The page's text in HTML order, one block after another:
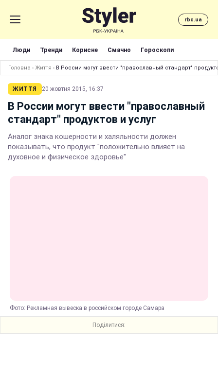
rbc.ua
Люди Тренди Корисне Смачно Гороскопи
Головна › Життя › В России могут ввести "православный стандарт"
ЖИТТЯ 20 жовтня 2015, 16:37
В России могут ввести "православный
стандарт" продуктов и услуг
Аналог знака кошерности и халяльности должен
показывать, что продукт "положительно влияет на
духовное и физическое здоровье"
Фото: Рекламная вывеска в российском городе Самара
Поділитися: